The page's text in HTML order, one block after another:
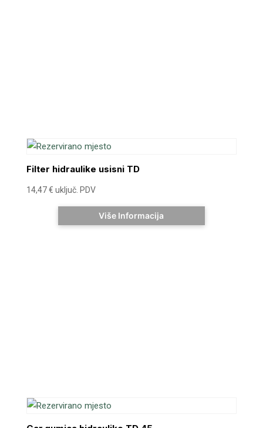
Filter hidraulike usisni TD
14,47€ uključ. PDV
Više Informacija